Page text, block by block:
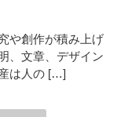
や創作が積み上げ
、文章、デザイン
は人の […]